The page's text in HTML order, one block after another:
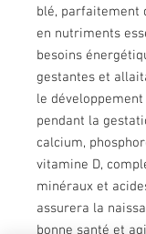
blé, parfaitement
en nutriments
besoins
gestantes et
le
pendant la
calcium,
vitamine D,
minéraux et
assurera la
bonne santé et